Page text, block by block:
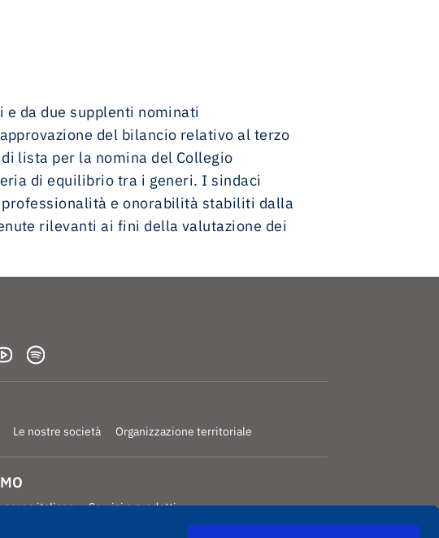
da due supplenti nominati
del bilancio relativo al terzo
lista per la nomina del Collegio
di equilibrio tra i generi. I sindaci
e onorabilità stabiliti dalla
rilevanti ai fini della valutazione dei
Le nostre società Organizzazione territoriale
aereo italiano Servizi e prodotti